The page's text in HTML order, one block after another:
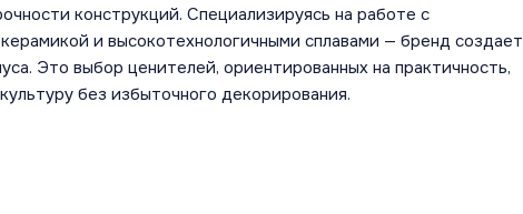
конструкций. Специализируясь на работе с
и высокотехнологичными сплавами — бренд создает
Это выбор ценителей, ориентированных на практичность,
без избыточного декорирования.